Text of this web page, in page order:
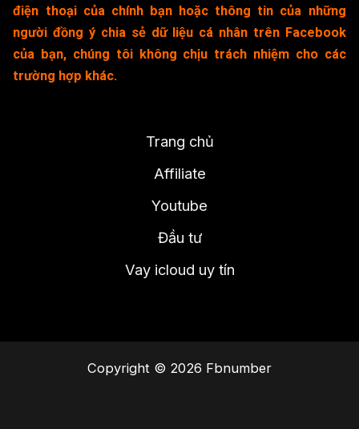
điện thoại của chính bạn hoặc thông tin của những
người đồng ý chia sẻ dữ liệu cá nhân trên Facebook
của bạn, chúng tôi không chịu trách nhiệm cho các
trường hợp khác.
Trang chủ
Affiliate
Youtube
Đầu tư
Vay icloud uy tín
Copyright © 2026 Fbnumber